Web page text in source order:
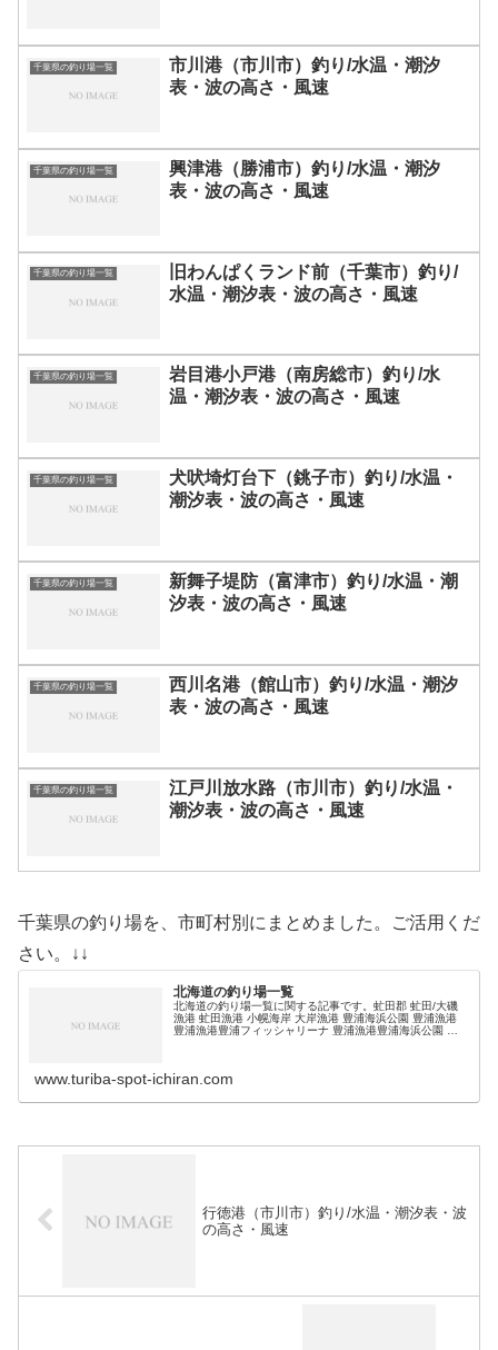
千葉県の釣り場一覧
市川港（市川市）釣り/水温・潮汐
表・波の高さ・風速
千葉県の釣り場一覧
興津港（勝浦市）釣り/水温・潮汐
表・波の高さ・風速
千葉県の釣り場一覧
旧わんぱくランド前（千葉市）釣り/
水温・潮汐表・波の高さ・風速
千葉県の釣り場一覧
岩目港小戸港（南房総市）釣り/水
温・潮汐表・波の高さ・風速
千葉県の釣り場一覧
犬吠埼灯台下（銚子市）釣り/水温・
潮汐表・波の高さ・風速
千葉県の釣り場一覧
新舞子堤防（富津市）釣り/水温・潮
汐表・波の高さ・風速
千葉県の釣り場一覧
西川名港（館山市）釣り/水温・潮汐
表・波の高さ・風速
千葉県の釣り場一覧
江戸川放水路（市川市）釣り/水温・
潮汐表・波の高さ・風速
千葉県の釣り場を、市町村別にまとめました。ご活用くだ
さい。↓↓
北海道の釣り場一覧
北海道の釣り場一覧に関する記事です。虻田郡 虻田/大磯
漁港 虻田漁港 小幌海岸 大岸漁港 豊浦海浜公園 豊浦漁港
豊浦漁港豊浦フィッシャリーナ 豊浦漁港豊浦海浜公園 礼
www.turiba-spot-ichiran.com
行徳港（市川市）釣り/水温・潮汐表・波
の高さ・風速